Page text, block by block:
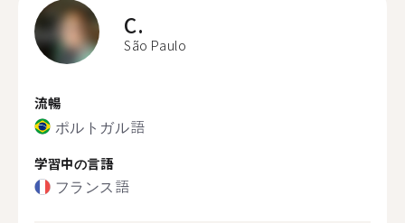
C.
São Paulo
流暢
ポルトガル語
学習中の言語
フランス語